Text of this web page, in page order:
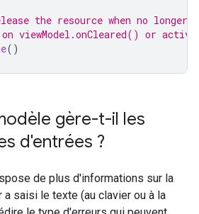
the resource when no longer
viewModel.onCleared() or
()
gère-t-il les
d'entrées ?
de plus d'informations sur la
saisi le texte (au clavier ou à la